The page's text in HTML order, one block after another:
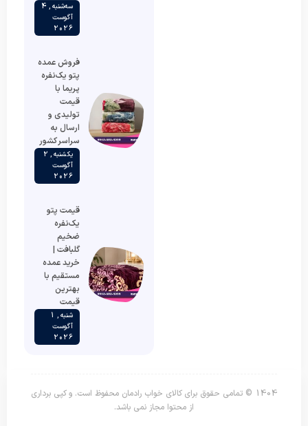
سه‌شنبه , 4
آگوست
2026
فروش عمده
پتو یک‌نفره
پریما با
قیمت
تولیدی و
ارسال به
سراسر کشور
یکشنبه , 2
آگوست
2026
قیمت پتو
یک‌نفره
ضخیم
گلبافت |
خرید عمده
مستقیم با
بهترین
قیمت
شنبه , 1
آگوست
2026
1404 © تمامی حقوق برای کالای خواب رادمان محفوظ است. و کپی برداری
از محتوا مجاز نمی باشد.